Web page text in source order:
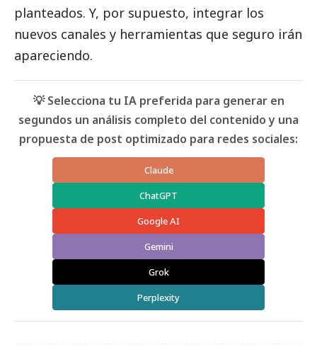
planteados. Y, por supuesto, integrar los
nuevos canales y herramientas que seguro irán
apareciendo.
💡 Selecciona tu IA preferida para generar en
segundos un análisis completo del contenido y una
propuesta de post optimizado para redes sociales:
Claude
ChatGPT
Google AI
Gemini
Grok
Perplexity